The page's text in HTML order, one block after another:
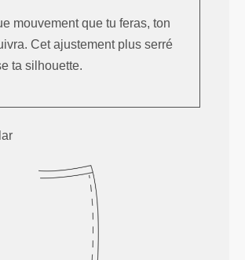
mouvement que tu feras, ton
Cet ajustement plus serré
ta silhouette.